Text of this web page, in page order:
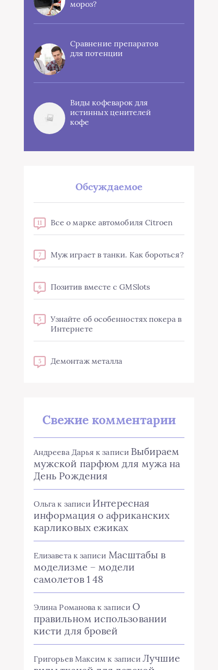
мороз?
Сравнение препаратов
для потенции
Виды кофеварок для
истинных ценителей
кофе
Обсуждаемое
11 Все о марке автомобиля Citroen
7 Муж играет в танки. Как бороться?
6 Позитив вместе с GMSlots
5
Узнайте об особенностях покера в
Интернете
5 Демонтаж металла
Свежие комментарии
Андреева Дарья к записи Выбираем
мужской парфюм для мужа на
День Рождения
Ольга к записи Интересная
информация о африканских
карликовых ежиках
Елизаветак записи Масштабы в
моделизме – модели
самолетов 1 48
Элина Романова к записи О
правильном использовании
кисти для бровей
Григорьев Максим к записиЛучшие